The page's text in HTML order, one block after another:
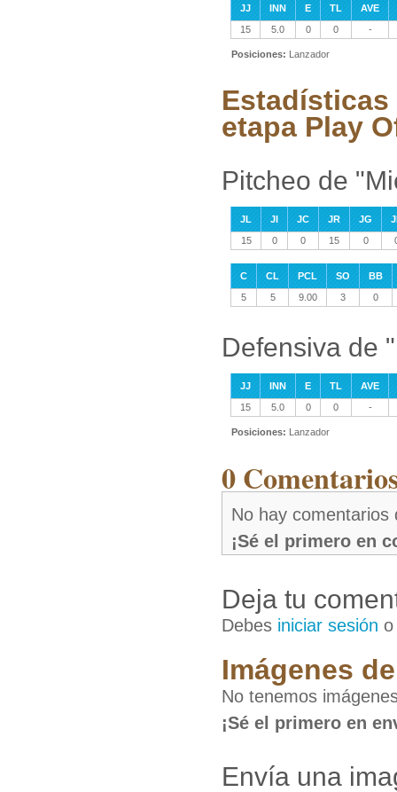
JJ INN E TL
AVE
15
5.0 0 0 -
Posiciones: Lanzador
etapa Play
Pitcheo de
JL JI JC JR JG
15
0 0 15 0
C CL PCL SO
BB
5
5 9.00 3 0
Defensiva de
JJ INN E TL
AVE
15
5.0 0 0 -
Posiciones: Lanzador
0
No hay comentarios
¡Sé el primero en
Deja tu
Debes iniciar sesión
Imágenes
No tenemos
¡Sé el primero en
Envía una